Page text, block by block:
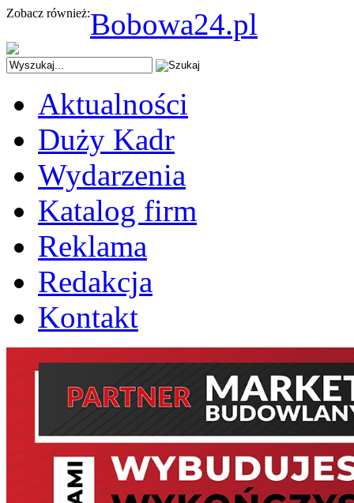
Zobacz również:Bobowa24.pl
Aktualności
Duży Kadr
Wydarzenia
Katalog firm
Reklama
Redakcja
Kontakt